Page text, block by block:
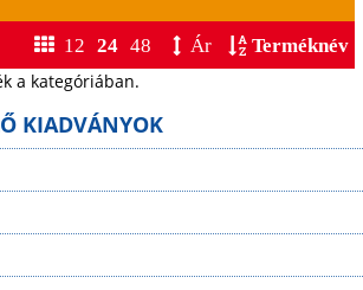
12 24 48 Ár
Terméknév
a kategóriában.
KIADVÁNYOK